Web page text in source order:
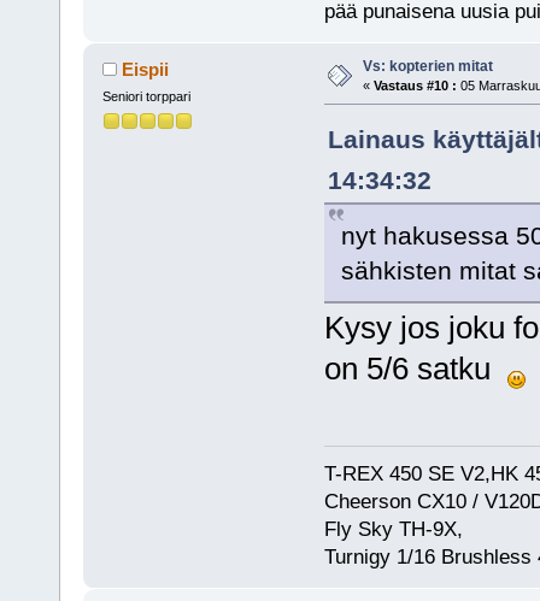
pää punaisena uusia
Eispii
Seniori torppari
Vs: kopterien mitat
« Vastaus #10 : 05
Lainaus
14:34:32
nyt hakusessa
sähkisten mitat
Kysy jos joku
on 5/6 satku
T-REX 450 SE V2,HK
Cheerson CX10 /
Fly Sky TH-9X,
Turnigy 1/16 Brushless